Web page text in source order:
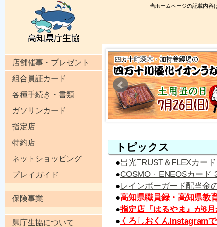
当ホームページの記載内容
店舗催事・プレゼント
組合員証カード
各種手続き・書類
ガソリンカード
指定店
特約店
ネットショッピング
プレイガイド
保険事業
県庁生協について
トピックス
●出光TRUST＆FLEXカー
●COSMO・ENEOSカード
●レインボーガード配当金
●高知県職員録・高知県教
●指定店『はるやま』が6
● くろしおくんInstagram